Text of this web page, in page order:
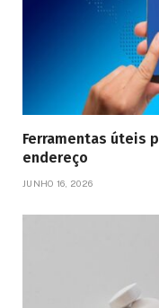
Ferramentas úteis
endereço
JUNHO 16, 2026